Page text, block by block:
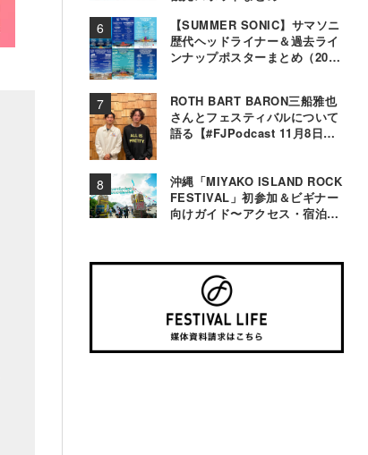
【SUMMER SONIC】サマソニ
歴代ヘッドライナー＆過去ライ
ンナップポスターまとめ（2000
ROTH BART BARON三船雅也
さんとフェスティバルについて
語る【#FJPodcast 11月8日配
沖縄「MIYAKO ISLAND ROCK
FESTIVAL」初参加＆ビギナー
向けガイド〜アクセス・宿泊・